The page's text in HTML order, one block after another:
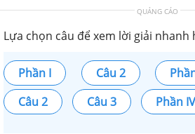
QUẢNG CÁO
Lựa chọn câu để xem lời giải nhanh
Phần I Câu 2
Câu 2
Câu 3 Phần IV